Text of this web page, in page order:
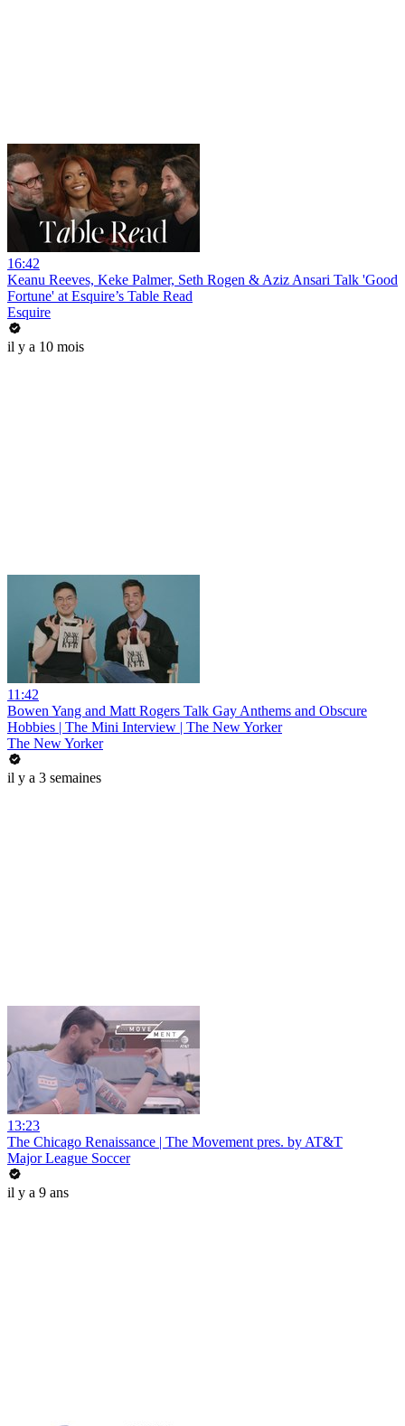
16:42
Keanu Reeves, Keke Palmer, Seth Rogen & Aziz Ansari Talk 'Good
Fortune' at Esquire’s Table Read
Esquire
il y a 10 mois
11:42
Bowen Yang and Matt Rogers Talk Gay Anthems and Obscure
Hobbies | The Mini Interview | The New Yorker
The New Yorker
il y a 3 semaines
13:23
The Chicago Renaissance | The Movement pres. by AT&T
Major League Soccer
il y a 9 ans